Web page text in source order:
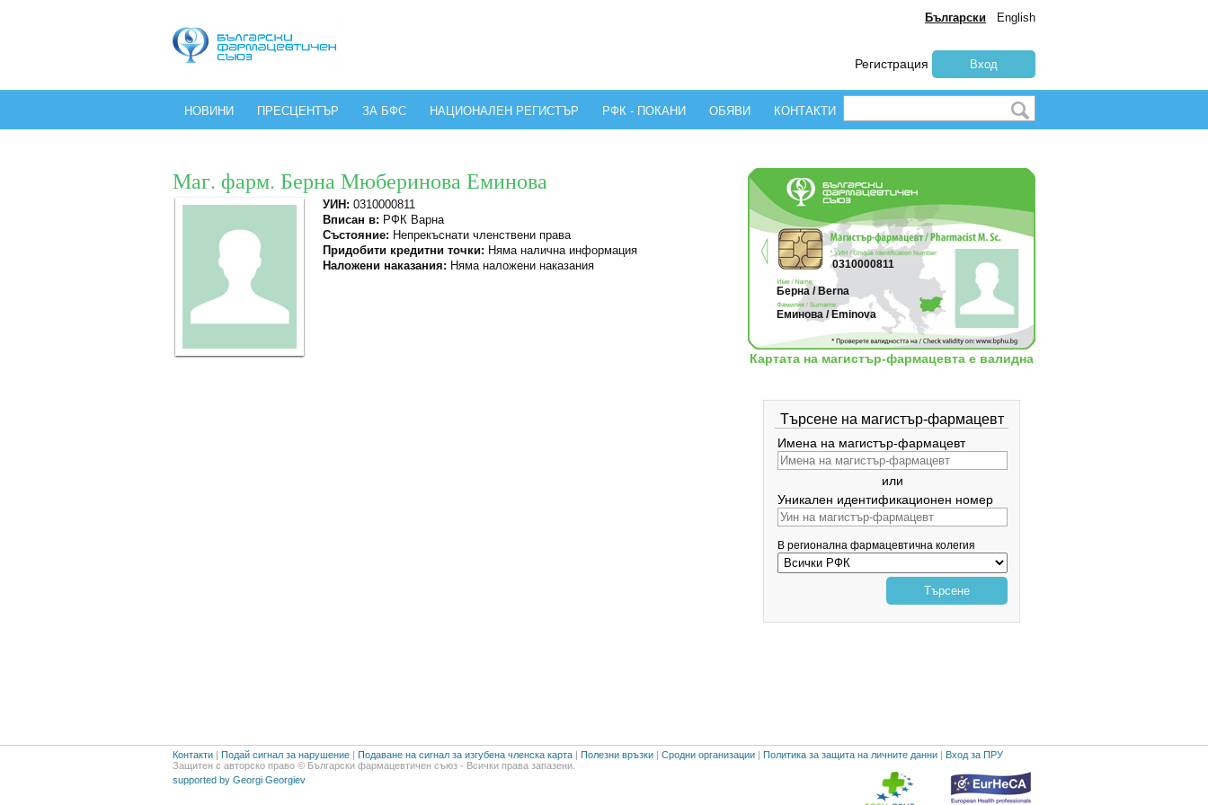
Български English
Регистрация Вход
НОВИНИ ПРЕСЦЕНТЪР ЗА БФС НАЦИОНАЛЕН РЕГИСТЪР РФК - ПОКАНИ ОБЯВИ КОНТАКТИ
Маг. фарм. Берна Мюберинова Еминова
УИН: 0310000811
Вписан в: РФК Варна
Състояние: Непрекъснати членствени права
Придобити кредитни точки: Няма налична информация
Наложени наказания: Няма наложени наказания 0310000811
Берна / Berna
Еминова / Eminova
Картата на магистър-фармацевта е валидна
Търсене на магистър-фармацевт
Имена на магистър-фармацевт
или
Уникален идентификационен номер
В регионална фармацевтична колегия
Търсене
Контакти | Подай сигнал за нарушение | Подаване на сигнал за изгубена членска карта | Полезни връзки | Сродни организации | Политика за защита на личните данни | Вход за ПРУ
Защитен с авторско право © Български фармацевтичен съюз - Всички права запазени.
supported by Georgi Georgiev